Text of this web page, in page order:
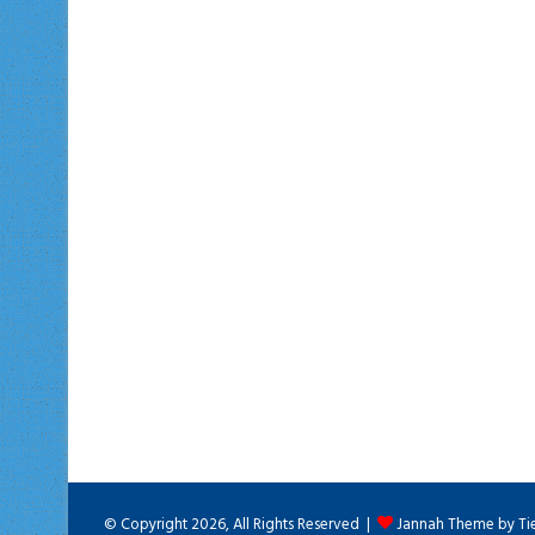
© Copyright 2026, All Rights Reserved | Jannah Theme by